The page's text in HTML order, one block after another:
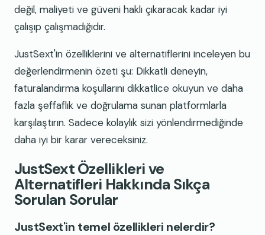
değil, maliyeti ve güveni haklı çıkaracak kadar iyi
çalışıp çalışmadığıdır.
JustSext'in özelliklerini ve alternatiflerini inceleyen bu
değerlendirmenin özeti şu: Dikkatli deneyin,
faturalandırma koşullarını dikkatlice okuyun ve daha
fazla şeffaflık ve doğrulama sunan platformlarla
karşılaştırın. Sadece kolaylık sizi yönlendirmediğinde
daha iyi bir karar vereceksiniz.
JustSext Özellikleri ve
Alternatifleri Hakkında Sıkça
Sorulan Sorular
JustSext'in temel özellikleri nelerdir?